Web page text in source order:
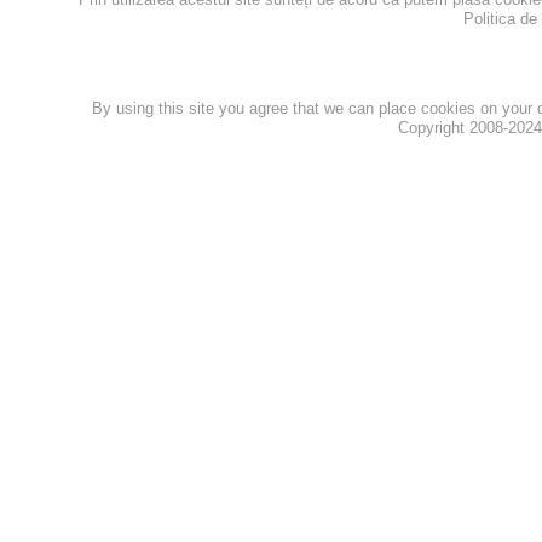
Politica
By using this site you agree that we can place cookies on
Copyright 2008-